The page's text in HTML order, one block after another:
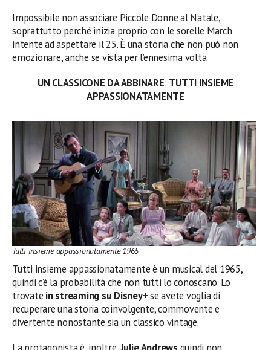
Impossibile non associare Piccole Donne al Natale,
soprattutto perché inizia proprio con le sorelle March
intente ad aspettare il 25. È una storia che non può non
emozionare, anche se vista per l’ennesima volta.
UN CLASSICONE DA ABBINARE: TUTTI INSIEME
APPASSIONATAMENTE
Tutti insieme appassionatamente 1965
Tutti insieme appassionatamente è un musical del 1965,
quindi c’è la probabilità che non tutti lo conoscano. Lo
trovate in streaming su Disney+se avete voglia di
recuperare una storia coinvolgente, commovente e
divertente nonostante sia un classico vintage.